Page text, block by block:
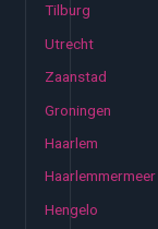
Tilburg
Utrecht
Zaanstad
Groningen
Haarlem
Haarlemmermeer
Hengelo